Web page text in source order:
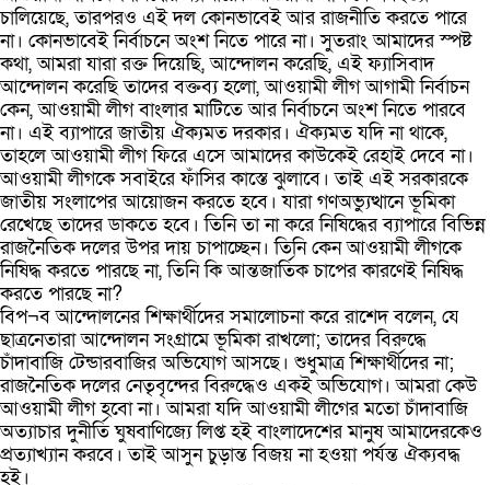
চালিয়েছে, তারপরও এই দল কোনভাবেই আর রাজনীতি করতে পারে
না। কোনভাবেই নির্বাচনে অংশ নিতে পারে না। সুতরাং আমাদের স্পষ্ট
কথা, আমরা যারা রক্ত দিয়েছি, আন্দোলন করেছি, এই ফ্যাসিবাদ
আন্দোলন করেছি তাদের বক্তব্য হলো, আওয়ামী লীগ আগামী নির্বাচন
কেন, আওয়ামী লীগ বাংলার মাটিতে আর নির্বাচনে অংশ নিতে পারবে
না। এই ব্যাপারে জাতীয় ঐক্যমত দরকার। ঐক্যমত যদি না থাকে,
তাহলে আওয়ামী লীগ ফিরে এসে আমাদের কাউকেই রেহাই দেবে না।
আওয়ামী লীগকে সবাইরে ফাঁসির কাস্তে ঝুলাবে। তাই এই সরকারকে
জাতীয় সংলাপের আয়োজন করতে হবে। যারা গণঅভ্যুত্থানে ভূমিকা
রেখেছে তাদের ডাকতে হবে। তিনি তা না করে নিষিদ্ধের ব্যাপারে বিভিন্ন
রাজনৈতিক দলের উপর দায় চাপাচ্ছেন। তিনি কেন আওয়ামী লীগকে
নিষিদ্ধ করতে পারছে না, তিনি কি আন্তজার্তিক চাপের কারণেই নিষিদ্ধ
করতে পারছে না?
বিপ¬ব আন্দোলনের শিক্ষার্থীদের সমালোচনা করে রাশেদ বলেন, যে
ছাত্রনেতারা আন্দোলন সংগ্রামে ভূমিকা রাখলো; তাদের বিরুদ্ধে
চাঁদাবাজি টেন্ডারবাজির অভিযোগ আসছে। শুধুমাত্র শিক্ষার্থীদের না;
রাজনৈতিক দলের নেতৃবৃন্দের বিরুদ্ধেও একই অভিযোগ। আমরা কেউ
আওয়ামী লীগ হবো না। আমরা যদি আওয়ামী লীগের মতো চাঁদাবাজি
অত্যাচার দুনীর্তি ঘুষবাণিজ্যে লিপ্ত হই বাংলাদেশের মানুষ আমাদেরকেও
প্রত্যাখ্যান করবে। তাই আসুন চুড়ান্ত বিজয় না হওয়া পর্যন্ত ঐক্যবদ্ধ
হই।